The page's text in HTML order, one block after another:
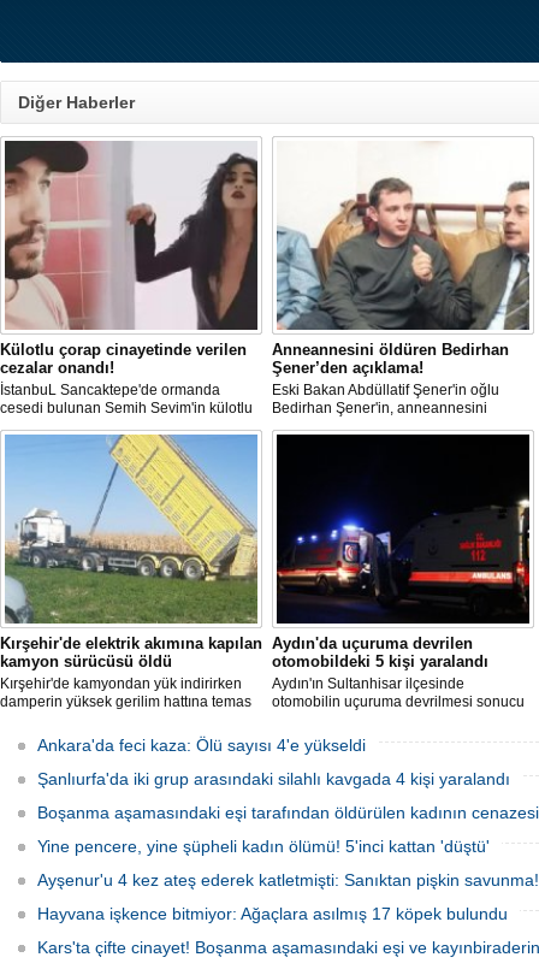
Diğer Haberler
Külotlu çorap cinayetinde verilen
cezalar onandı!
İstanbuL Sancaktepe'de ormanda
cesedi bulunan Semih Sevim'in külotlu
çorapla boğularak öldürüldüğü
iddiasına ilişkin sanık Seçil Çiftçi'ye
verilen 'ağırlaştırılmış müebbet' ve
babası hakkındaki 'müebbet' kararı,
istinaf mahkemesi onadı.
Anneannesini öldüren Bedirhan
Şener’den açıklama!
Eski Bakan Abdüllatif Şener'in oğlu
Bedirhan Şener'in, anneannesini
öldürmesine ilişkin davada karar
çekerken, Şener'e verilen ceza belli
Kırşehir'de elektrik akımına kapılan
kamyon sürücüsü öldü
Kırşehir'de kamyondan yük indirirken
damperin yüksek gerilim hattına temas
sürücü hayatını kaybetti.
Aydın'da uçuruma devrilen
otomobildeki 5 kişi yaralandı
Aydın'ın Sultanhisar ilçesinde
otomobilin uçuruma devrilmesi sonucu
Ankara'da feci kaza: Ölü sayısı 4'e yükseldi
Şanlıurfa'da iki grup arasındaki silahlı kavgada 4 kişi yaralandı
Boşanma aşamasındaki eşi tarafından öldürülen kadının
Yine pencere, yine şüpheli kadın ölümü! 5'inci kattan 'düştü'
Ayşenur'u 4 kez ateş ederek katletmişti: Sanıktan pişkin savunma!
Hayvana işkence bitmiyor: Ağaçlara asılmış 17 köpek bulundu
Kars'ta çifte cinayet! Boşanma aşamasındaki eşi ve